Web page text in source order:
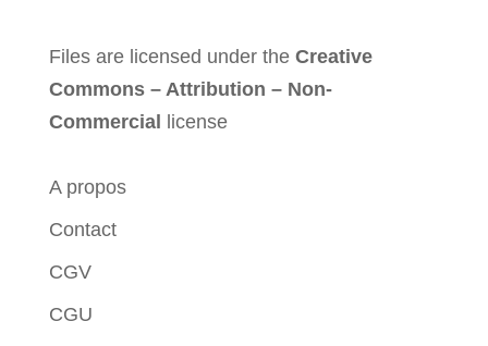
Files are licensed under the Creative
Commons – Attribution – Non-
Commercial
license
A propos
Contact
CGV
CGU